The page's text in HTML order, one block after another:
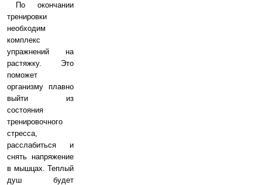
По окончании
тренировки
необходим
комплекс
упражнений на
растяжку. Это
поможет
организму плавно
выйти из
состояния
тренировочного
стресса,
расслабиться и
снять напряжение
в мышцах. Теплый
душ будет